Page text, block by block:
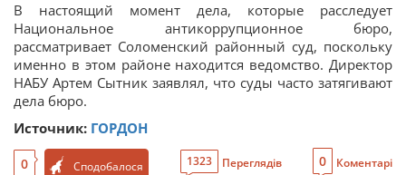
В настоящий момент дела, которые расследует
Национальное антикоррупционное бюро,
рассматривает Соломенский районный суд, поскольку
именно в этом районе находится ведомство. Директор
НАБУ Артем Сытник заявлял, что суды часто затягивают
дела бюро.
Источник: ГОРДОН
0 Сподобалося 1323 Переглядів 0 Коментарі